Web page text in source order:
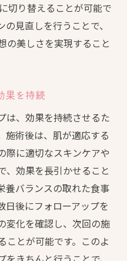
切り替えることが可能で
見直しを行うことで、
の美しさを実現すること
果を持続
は、効果を持続させるた
施術後は、肌が適応する
際に適切なスキンケアや
、効果を長引かせること
養バランスの取れた食事
日後にフォローアップを
変化を確認し、次回の施
ことが可能です。このよ